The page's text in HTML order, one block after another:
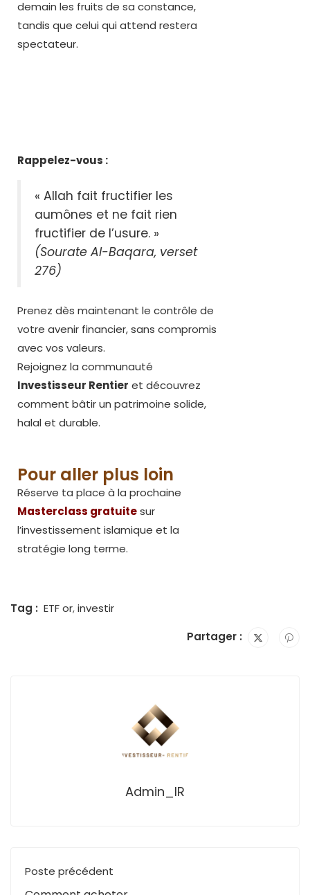
demain les fruits de sa constance,
tandis que celui qui attend restera
spectateur.
Rappelez-vous :
« Allah fait fructifier les
aumônes et ne fait rien
fructifier de l’usure. »
(Sourate Al-Baqara, verset
276)
Prenez dès maintenant le contrôle de
votre avenir financier, sans compromis
avec vos valeurs.
Rejoignez la communauté
Investisseur Rentier et découvrez
comment bâtir un patrimoine solide,
halal et durable.
Pour aller plus loin
Réserve ta place à la prochaine
Masterclass gratuitesur
l’investissement islamique et la
stratégie long terme.
Tag : ETF or,investir
Partager :
Admin_IR
Poste précédent